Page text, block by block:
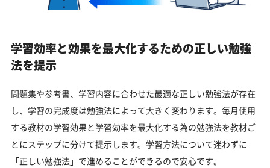
学習効率と効果を最大化するための正しい勉強
法を提示
問題集や参考書、学習内容に合わせた最適な正しい勉強法が存在
し、学習の完成度は勉強法によって大きく変わります。毎月使用
する教材の学習効果と学習効率を最大化する為の勉強法を教材ご
とにステップに分けて提示します。学習方法について迷わずに
「正しい勉強法」で進めることができるので安心です。